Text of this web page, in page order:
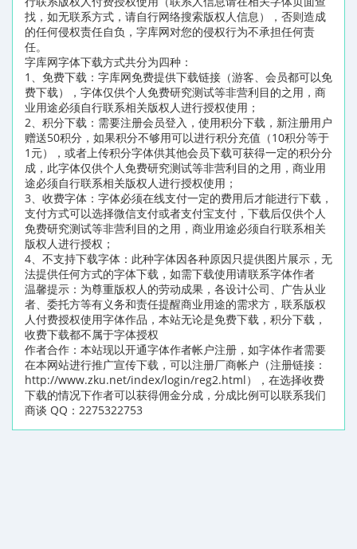
找，如无联系方式，请自行网络搜索版权人信息），否则造成
的任何侵权责任自负，字库网对您的侵权行为不承担任何责
任。
字库网字体下载方式共分为四种：
1、免费下载：字库网免费提供下载链接（游客、会员都可以免
费下载），字体仅供个人免费研究测试等非营利目的之用，商
业用途必须自行联系相关版权人进行授权使用；
2、积分下载：需要注册会员登入，使用积分下载，新注册用户
赠送50积分，如果积分不够用可以进行积分充值（10积分等于
1元），或者上传积分字体供其他会员下载可获得一定的积分分
成，此字体仅供个人免费研究测试等非营利目的之用，商业用
途必须自行联系相关版权人进行授权使用；
3、收费字体：字体必须在线支付一定的费用后才能进行下载，
支付方式可以选择微信支付或者支付宝支付，下载后仅供个人
免费研究测试等非营利目的之用，商业用途必须自行联系相关
版权人进行授权；
4、不支持下载字体：此种字体因各种原因只提供图片展示，无
法提供任何方式的字体下载，如需下载使用请联系字体作者
温馨提示：为尊重版权人的劳动成果，各设计公司、广告从业
者、委托方等有义务和责任提醒商业用途的需求方，联系版权
人付费授权使用字体作品，本站无论是免费下载，积分下载，
收费下载都不属于字体授权
作者合作：本站现以开通字体作者帐户注册，如字体作者需要
在本网站进行推广宣传下载，可以注册厂商帐户（注册链接：
http://www.zku.net/index/login/reg2.html），在选择收费
下载的情况下作者可以获得佣金分成，分成比例可以联系我们
商谈 QQ：2275322753